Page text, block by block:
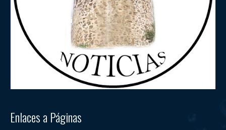
Enlaces a Páginas